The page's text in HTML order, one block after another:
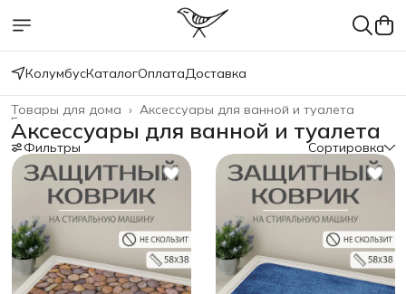
КолумбусКаталогОплатаДоставка
Аксессуары для ванной и туалета
Товары для дома ›
Главная
Аксессуары для ванной и туалета
Фильтры Сортировка